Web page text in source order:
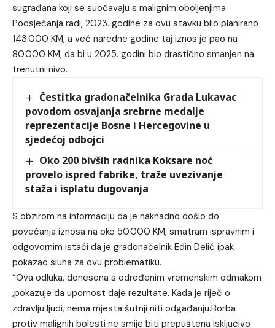
sugrađana koji se suočavaju s malignim oboljenjima.
Podsjećanja radi, 2023. godine za ovu stavku bilo planirano
143.000 KM, a već naredne godine taj iznos je pao na
80.000 KM, da bi u 2025. godini bio drastično smanjen na
trenutni nivo.
Čestitka gradonačelnika Grada Lukavac
povodom osvajanja srebrne medalje
reprezentacije Bosne i Hercegovine u
sjedećoj odbojci
Oko 200 bivših radnika Koksare noć
provelo ispred fabrike, traže uvezivanje
staža i isplatu dugovanja
S obzirom na informaciju da je naknadno došlo do
povećanja iznosa na oko 50.000 KM, smatram ispravnim i
odgovornim istaći da je gradonačelnik Edin Delić ipak
pokazao sluha za ovu problematiku.
“Ova odluka, donesena s određenim vremenskim odmakom
,pokazuje da upornost daje rezultate. Kada je riječ o
zdravlju ljudi, nema mjesta šutnji niti odgađanju.Borba
protiv malignih bolesti ne smije biti prepuštena isključivo